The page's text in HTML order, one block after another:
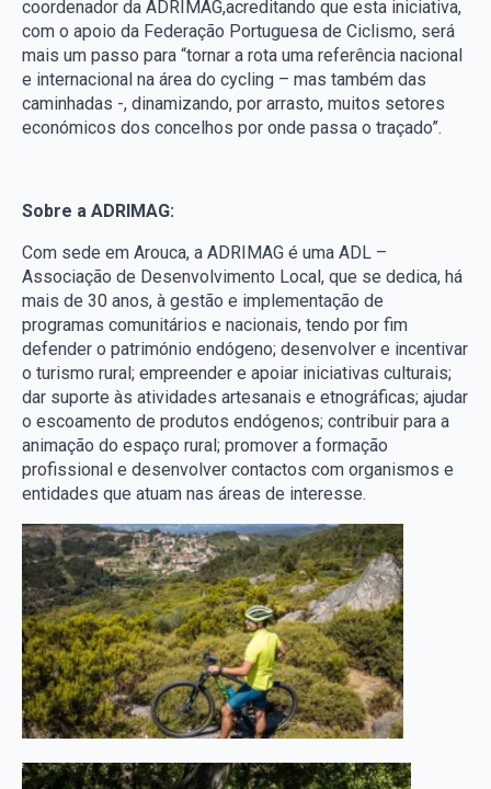
coordenador da ADRIMAG,acreditando que esta iniciativa,
com o apoio da Federação Portuguesa de Ciclismo, será
mais um passo para “tornar a rota uma referência nacional
e internacional na área do cycling – mas também das
caminhadas -, dinamizando, por arrasto, muitos setores
económicos dos concelhos por onde passa o traçado”.
Sobre a ADRIMAG:
Com sede em Arouca, a ADRIMAG é uma ADL –
Associação de Desenvolvimento Local, que se dedica, há
mais de 30 anos, à gestão e implementação de
programas comunitários e nacionais, tendo por fim
defender o património endógeno; desenvolver e incentivar
o turismo rural; empreender e apoiar iniciativas culturais;
dar suporte às atividades artesanais e etnográficas; ajudar
o escoamento de produtos endógenos; contribuir para a
animação do espaço rural; promover a formação
profissional e desenvolver contactos com organismos e
entidades que atuam nas áreas de interesse.